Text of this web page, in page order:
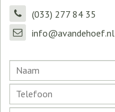
(033) 277 84 35
info@avandehoef.nl